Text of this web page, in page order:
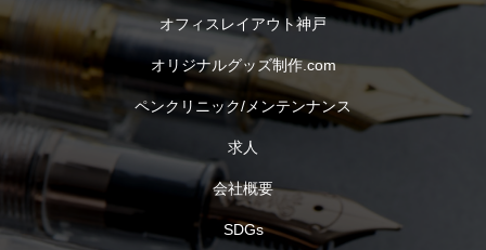
オフィスレイアウト神戸
オリジナルグッズ制作.com
ペンクリニック/メンテンナンス
求人
会社概要
SDGs